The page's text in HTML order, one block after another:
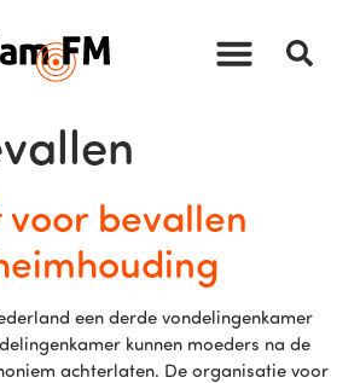
bevallen
een derde vondelingenkamer
kunnen moeders na de
achterlaten. De organisatie voor